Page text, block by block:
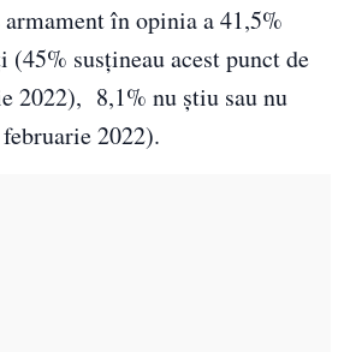
în opinia a 41,5%
(45% susțineau acest punct de
2022), 8,1% nu știu sau nu
2022).